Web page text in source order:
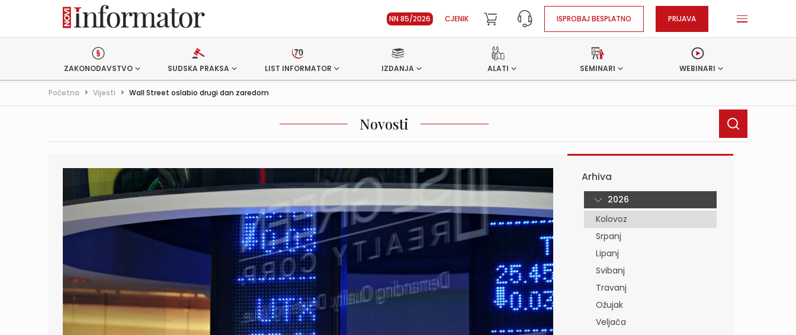
NN 85/2026 CJENIK ISPROBAJ BESPLATNO PRIJAVA
ZAKONODAVSTVO SUDSKA PRAKSA LIST INFORMATOR IZDANJA ALATI SEMINARI WEBINARI
Početna > Vijesti > Wall Street oslabio drugi dan zaredom
Novosti
Arhiva
2026
Kolovoz
Srpanj
Lipanj
Svibanj
Travanj
Ožujak
Veljača